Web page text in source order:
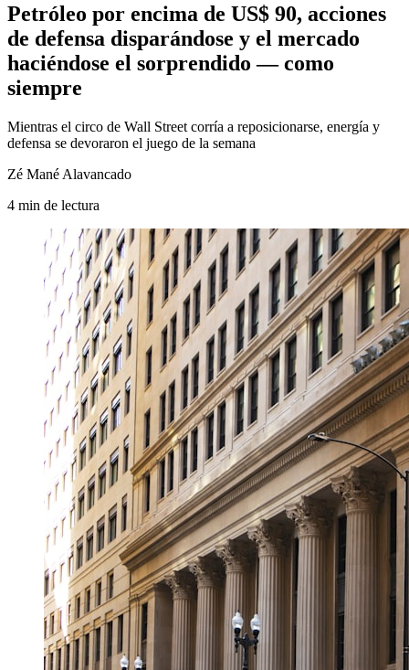
Petróleo por encima de US$ 90, acciones
de defensa disparándose y el mercado
haciéndose el sorprendido — como
siempre
Mientras el circo de Wall Street corría a reposicionarse, energía y
defensa se devoraron el juego de la semana
Zé Mané Alavancado
4 min de lectura